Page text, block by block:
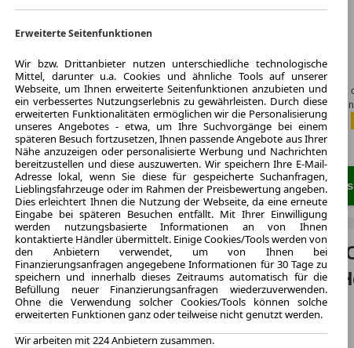
Laufzeit
Kraftstoff
Kraftstoffverbr.¹:
CO
-
Effizienzklasse:
Zum
Mazda
PHEV
LEASING
Erweiterte Seitenfunktionen
Wir bzw. Drittanbieter nutzen unterschiedliche technologische
Mittel, darunter u.a. Cookies und ähnliche Tools auf unserer
Webseite, um Ihnen erweiterte Seitenfunktionen anzubieten und
ein verbessertes Nutzungserlebnis zu gewährleisten. Durch diese
erweiterten Funktionalitäten ermöglichen wir die Personalisierung
unseres Angebotes - etwa, um Ihre Suchvorgänge bei einem
späteren Besuch fortzusetzen, Ihnen passende Angebote aus Ihrer
Nähe anzuzeigen oder personalisierte Werbung und Nachrichten
bereitzustellen und diese auszuwerten. Wir speichern Ihre E-Mail-
Adresse lokal, wenn Sie diese für gespeicherte Suchanfragen,
Lieblingsfahrzeuge oder im Rahmen der Preisbewertung angeben.
Dies erleichtert Ihnen die Nutzung der Webseite, da eine erneute
Eingabe bei späteren Besuchen entfällt. Mit Ihrer Einwilligung
werden nutzungsbasierte Informationen an von Ihnen
kontaktierte Händler übermittelt. Einige Cookies/Tools werden von
den Anbietern verwendet, um von Ihnen bei
Finanzierungsanfragen angegebene Informationen für 30 Tage zu
speichern und innerhalb dieses Zeitraums automatisch für die
Befüllung neuer Finanzierungsanfragen wiederzuverwenden.
Ohne die Verwendung solcher Cookies/Tools können solche
erweiterten Funktionen ganz oder teilweise nicht genutzt werden.
Wir arbeiten mit 224 Anbietern zusammen.